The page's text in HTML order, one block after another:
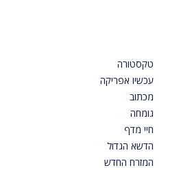
טקסטורה
עכשיו אפריקה
מכתוב
גומחה
חיי מדף
הדשא הגדול
המזרח החדש